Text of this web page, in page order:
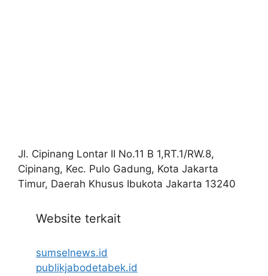
Jl. Cipinang Lontar II No.11 B 1,RT.1/RW.8,
Cipinang, Kec. Pulo Gadung, Kota Jakarta
Timur, Daerah Khusus Ibukota Jakarta 13240
Website terkait
sumselnews.id
publikjabodetabek.id